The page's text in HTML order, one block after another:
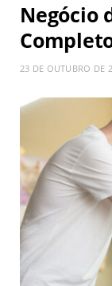
Negócio
23 DE OUTUBRO DE